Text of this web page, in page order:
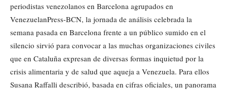
periodistas venezolanos en Barcelona agrupados en
VenezuelanPress-BCN, la jornada de análisis celebrada la
semana pasada en Barcelona frente a un público sumido en el
silencio sirvió para convocar a las muchas organizaciones civiles
que en Cataluña expresan de diversas formas inquietud por la
crisis alimentaria y de salud que aqueja a Venezuela. Para ellos
Susana Raffalli describió, basada en cifras oficiales, un panorama